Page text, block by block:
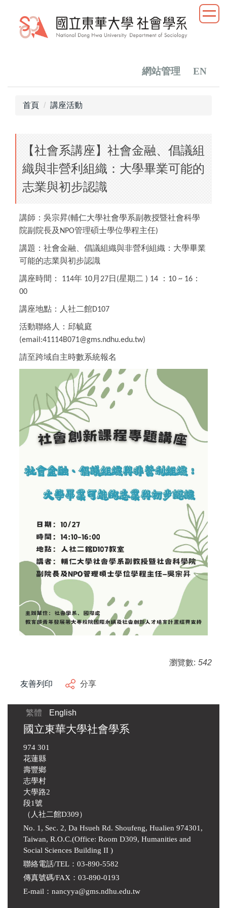
網站管理 EN
首頁 講座活動
【社會系講座】社會金融、倡議組
織與非營利組織：大學畢業可能的
志業與初步認識
講師：吳宗昇(輔仁大學社會學系副教授暨社會科學
院副院長及 NPO管理碩士學位學程主任)
講題：社會金融、倡議組織與非營利組織：大學畢業
可能的志業與初步認識
講座時間： 114年 10月 27日 (星期二 ) 14 ： 10 ~ 16 ：
00
講座地點：人社二館D107
活動聯絡人：邱毓庭
(email:41114B071@gms.ndhu.edu.tw)
請至跨域自主時數系統報名
瀏覽數: 542
友善列印 分享
繁體 English
國立東華大學社會學系
974 301
花蓮縣
壽豐鄉
志學村
大學路2
段1號
（人社二館D309）
No. 1, Sec. 2, Da Hsueh Rd. Shoufeng, Hualien 974301,
Taiwan, R.O.C.(Office: Room D309, Humanities and
Social Sciences Building II )
聯絡電話/TEL：03-890-5582
傳真號碼/FAX：03-890-0193
E-mail ： nancyya@gms.ndhu.edu.tw